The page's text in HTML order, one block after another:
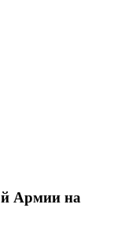
Армии на